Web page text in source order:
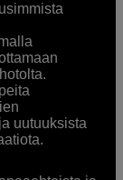
uutuuksista